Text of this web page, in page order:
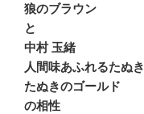
狼のブラウン
と
中村 玉緒
人間味あふれるたぬき
たぬきのゴールド
の相性